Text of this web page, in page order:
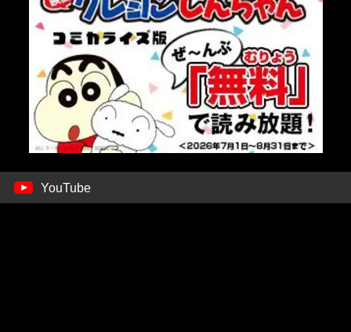
YouTube